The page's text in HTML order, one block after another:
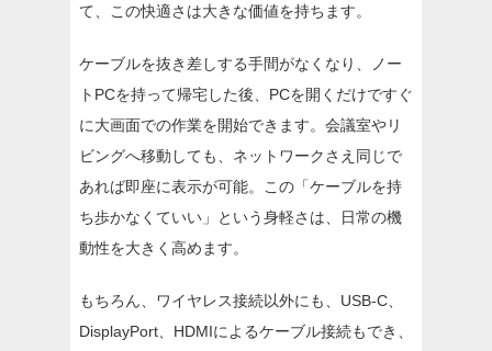
て、この快適さは大きな価値を持ちます。
ケーブルを抜き差しする手間がなくなり、ノー
トPCを持って帰宅した後、PCを開くだけですぐ
に大画面での作業を開始できます。会議室やリ
ビングへ移動しても、ネットワークさえ同じで
あれば即座に表示が可能。この「ケーブルを持
ち歩かなくていい」という身軽さは、日常の機
動性を大きく高めます。
もちろん、ワイヤレス接続以外にも、USB-C、
DisplayPort、HDMIによるケーブル接続もでき、